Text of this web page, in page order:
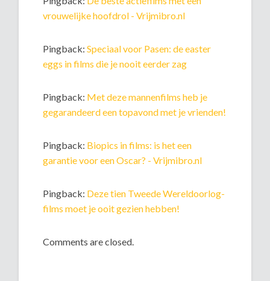
vrouwelijke hoofdrol - Vrijmibro.nl
Pingback:Speciaal voor Pasen: de easter
eggs in films die je nooit eerder zag
Pingback: Met deze mannenfilms heb je
gegarandeerd een topavond met je vrienden!
Pingback: Biopics in films: is het een
garantie voor een Oscar? - Vrijmibro.nl
Pingback: Deze tien Tweede Wereldoorlog-
films moet je ooit gezien hebben!
Comments are closed.